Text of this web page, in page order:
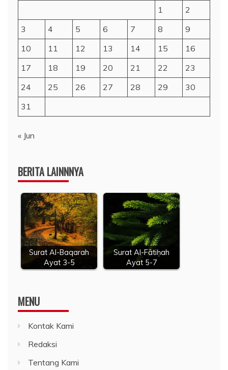
1
2
3
4 5 6 7 8
9
10
11 12 13 14 15
16
17
18 19 20 21 22
23
24
25 26 27 28 29
30
31
« Jun
BERITA LAINNNYA
Surat Al-Baqarah
Ayat 3-5
Surat Al-Fātiḥah
Ayat 5-7
MENU
Kontak Kami
Redaksi
Tentang Kami